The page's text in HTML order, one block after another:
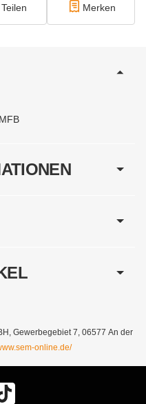
Teilen Merken
Gewerbegebiet 7, 06577 An der
online.de/